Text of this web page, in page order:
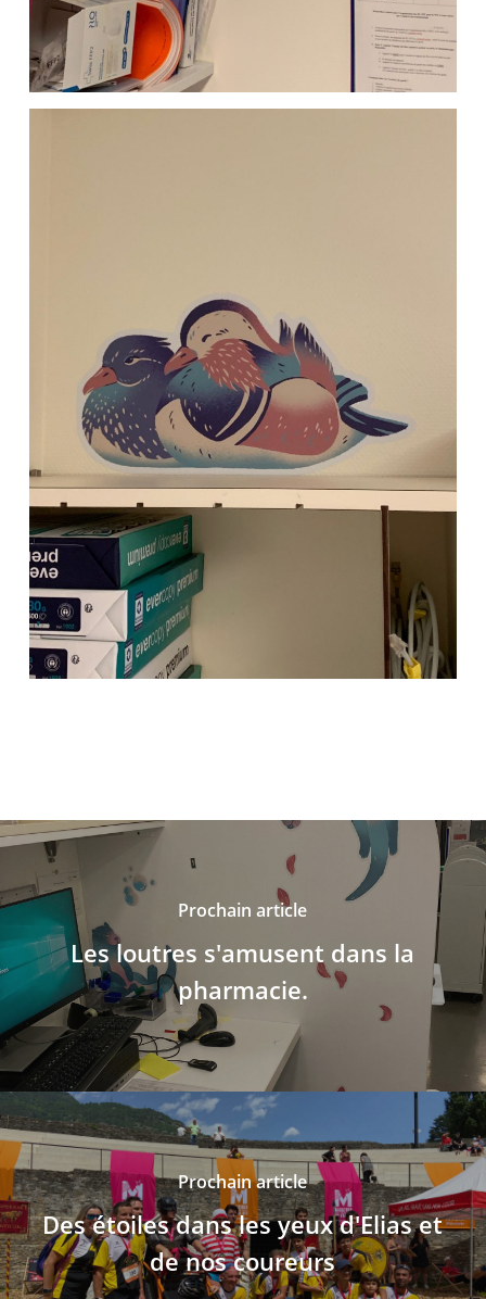
Prochain article
Les loutres s'amusent dans la
pharmacie.
Prochain article
Des étoiles dans les yeux d'Elias et
de nos coureurs